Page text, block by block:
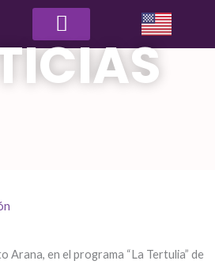
Arana, en el programa “La Tertulia” de